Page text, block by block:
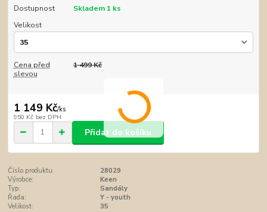
Dostupnost
Skladem 1 ks
Velikost
Cena před
slevou
1 499 Kč
1 149 Kč/ks
950 Kč bez DPH
Přidat do košíku
Číslo produktu:
28029
Výrobce:
Keen
Typ:
Sandály
Řada:
Y - youth
Velikost:
35